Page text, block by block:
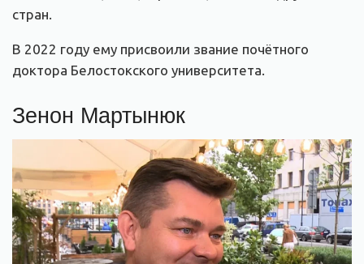
стран.
В 2022 году ему присвоили звание почётного
доктора Белостокского университета.
Зенон Мартынюк